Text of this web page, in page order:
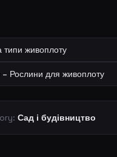
типи живоплоту
– Рослини для живоплоту
Сад і будівництво